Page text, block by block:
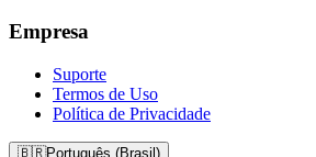
Empresa
Suporte
Termos de Uso
Política de Privacidade
🇧🇷Português (Brasil)